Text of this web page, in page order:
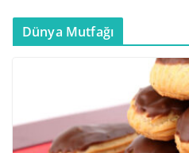
Dünya Mutfağı